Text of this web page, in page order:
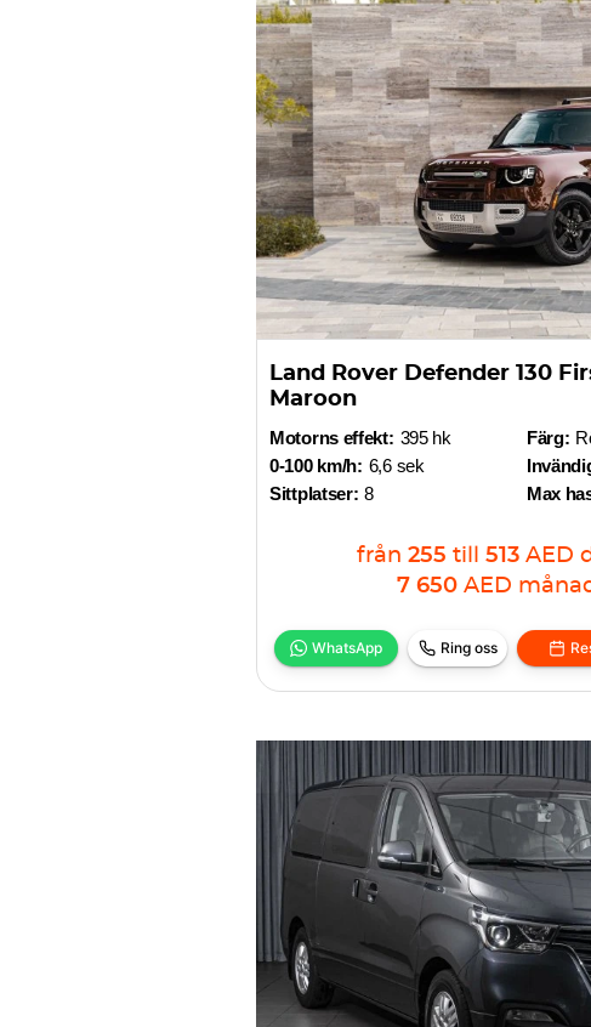
Land Rover Defender 130
Maroon
Motorns effekt: 395 hk
0-100 km/h: 6,6 sek
Sittplatser: 8
Färg:
Max
från 255 till 513 AED
7 650 AED
WhatsApp Ring oss